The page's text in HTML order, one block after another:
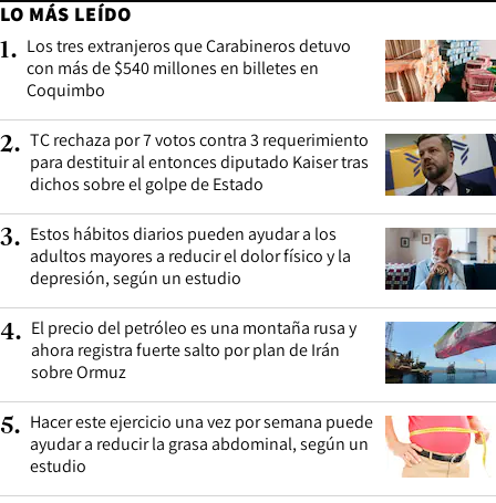
LO MÁS LEÍDO
1. Los tres extranjeros que Carabineros detuvo
con más de $540 millones en billetes en
Coquimbo
2. TC rechaza por 7 votos contra 3 requerimiento
para destituir al entonces diputado Kaiser tras
dichos sobre el golpe de Estado
3. Estos hábitos diarios pueden ayudar a los
adultos mayores a reducir el dolor físico y la
depresión, según un estudio
4. El precio del petróleo es una montaña rusa y
ahora registra fuerte salto por plan de Irán
sobre Ormuz
5. Hacer este ejercicio una vez por semana puede
ayudar a reducir la grasa abdominal, según un
estudio